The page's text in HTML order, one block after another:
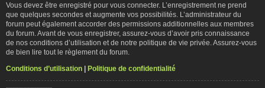
Vous devez être enregistré pour vous connecter. L’enregistrement ne prend
que quelques secondes et augmente vos possibilités. L’administrateur du
forum peut également accorder des permissions additionnelles aux membres
du forum. Avant de vous enregistrer, assurez-vous d’avoir pris connaissance
de nos conditions d’utilisation et de notre politique de vie privée. Assurez-vous
de bien lire tout le règlement du forum.
Conditions d’utilisation | Politique de confidentialité